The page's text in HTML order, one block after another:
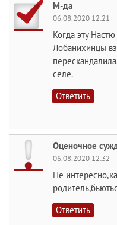
М-да
06.08.2020 12:21
Когда эту
Лобанихинцы
селе.
Ответить
Оценочное
06.08.2020 12:32
Не
Ответить